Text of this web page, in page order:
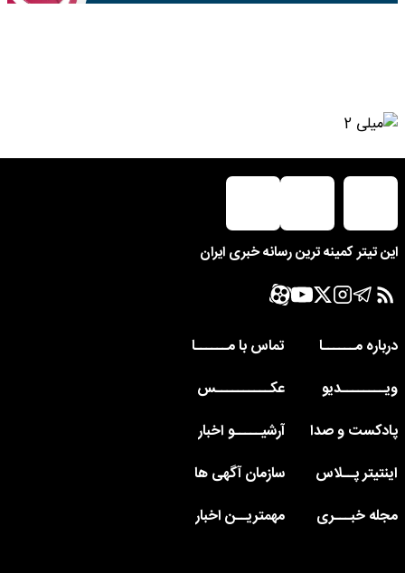
این تیتر کمینه ترین رسانه خبری ایران
درباره مــــــا
تماس با مــــــا
ویــــــــدیو
عکــــــــــس
پادکست و صدا
آرشیـــــو اخبار
اینتیتر پــلاس
سازمان آگهی ها
مجله خبـــری
مهمتریــن اخبار